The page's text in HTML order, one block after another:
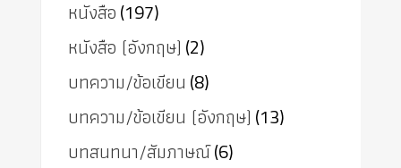
หนังสือ(197)
หนังสือ (อังกฤษ) (2)
บทความ/ข้อเขียน (8)
บทความ/ข้อเขียน (อังกฤษ) (13)
บทสนทนา/สัมภาษณ์(6)